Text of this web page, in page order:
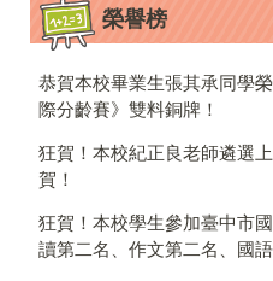
榮譽榜
恭賀本校畢業生張其承同學
際分齡賽》雙料銅牌！
狂賀！本校紀正良老師遴選
賀！
狂賀！本校學生參加臺中市
讀第二名、作文第二名、國